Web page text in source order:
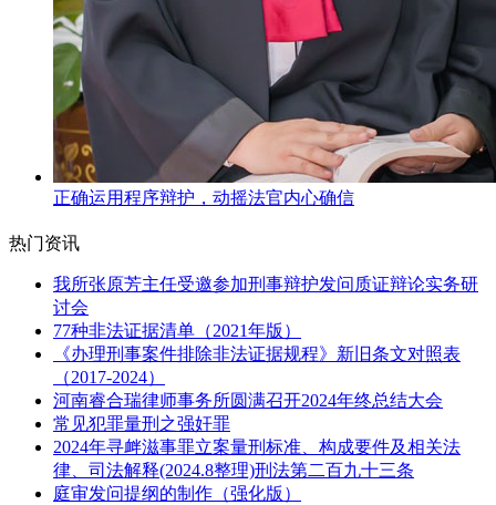
正确运用程序辩护，动摇法官内心确信
热门资讯
我所张原芳主任受邀参加刑事辩护发问质证辩论实务研
讨会
77种非法证据清单（2021年版）
《办理刑事案件排除非法证据规程》新旧条文对照表
（2017-2024）
河南睿合瑞律师事务所圆满召开2024年终总结大会
常见犯罪量刑之强奸罪
2024年寻衅滋事罪立案量刑标准、构成要件及相关法
律、司法解释(2024.8整理)刑法第二百九十三条
庭审发问提纲的制作（强化版）